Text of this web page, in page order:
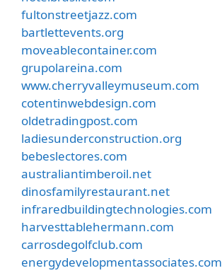
fultonstreetjazz.com
bartlettevents.org
moveablecontainer.com
grupolareina.com
www.cherryvalleymuseum.com
cotentinwebdesign.com
oldetradingpost.com
ladiesunderconstruction.org
bebeslectores.com
australiantimberoil.net
dinosfamilyrestaurant.net
infraredbuildingtechnologies.com
harvesttablehermann.com
carrosdegolfclub.com
energydevelopmentassociates.com